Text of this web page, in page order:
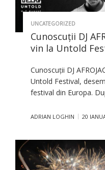
UNCATEGORIZED
Cunoscuții DJ
vin la Untold
Cunoscuții DJ
Untold Festival,
festival din Europa.
ADRIAN LOGHIN 20